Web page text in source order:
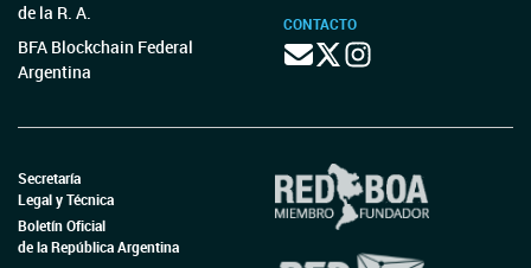
de la R. A.
BFA Blockchain Federal
Argentina
CONTACTO
Secretaría
Legal y Técnica
Boletín Oficial
de la República Argentina